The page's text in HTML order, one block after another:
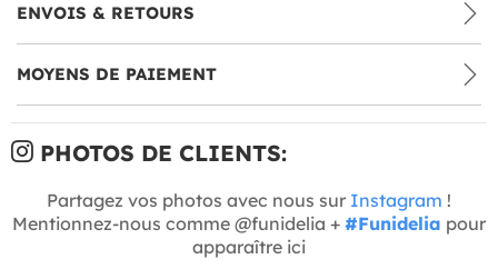
ENVOIS & RETOURS
MOYENS DE PAIEMENT
PHOTOS DE CLIENTS:
Partagez vos photos avec nous sur Instagram !
Mentionnez-nous comme @funidelia + #Funidelia pour
apparaître ici